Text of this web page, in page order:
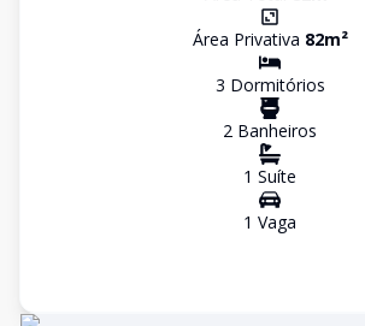
Área Privativa 82m²
3 Dormitórios
2 Banheiros
1 Suíte
1 Vaga